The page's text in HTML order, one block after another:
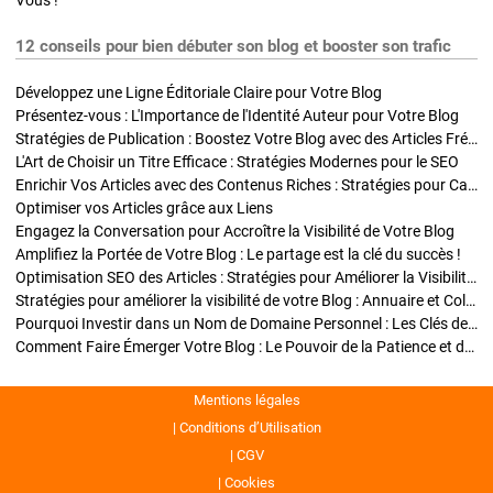
12 conseils pour bien débuter son blog et booster son trafic
Développez une Ligne Éditoriale Claire pour Votre Blog
Présentez-vous : L'Importance de l'Identité Auteur pour Votre Blog
Stratégies de Publication : Boostez Votre Blog avec des Articles Fréquents et Exclusifs
L'Art de Choisir un Titre Efficace : Stratégies Modernes pour le SEO
Enrichir Vos Articles avec des Contenus Riches : Stratégies pour Captiver et Optimiser
Optimiser vos Articles grâce aux Liens
Engagez la Conversation pour Accroître la Visibilité de Votre Blog
Amplifiez la Portée de Votre Blog : Le partage est la clé du succès !
Optimisation SEO des Articles : Stratégies pour Améliorer la Visibilité de Votre Blog
Stratégies pour améliorer la visibilité de votre Blog : Annuaire et Collaborations
Pourquoi Investir dans un Nom de Domaine Personnel : Les Clés de la Réussite de Votre Blog
Comment Faire Émerger Votre Blog : Le Pouvoir de la Patience et de la Persévérance
Mentions légales
Conditions d’Utilisation
CGV
Cookies